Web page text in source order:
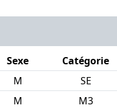
Sexe Catégorie
M
SE
M M3